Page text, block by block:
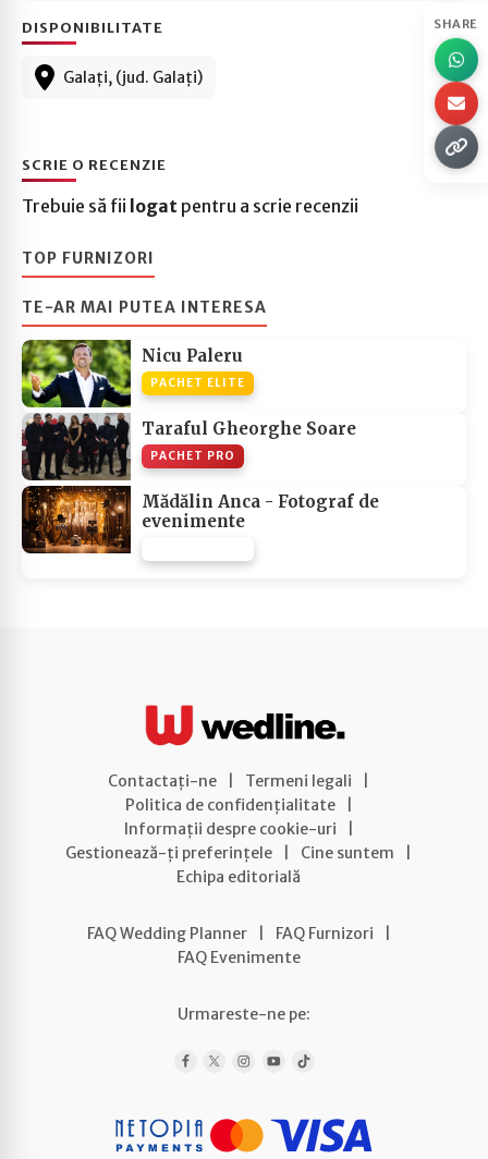
SHARE
DISPONIBILITATE
Galați, (jud. Galați)
SCRIE O RECENZIE
Trebuie să fii logat pentru a scrie recenzii
TOP FURNIZORI
TE-AR MAI PUTEA INTERESA
Nicu Paleru
PACHET ELITE
Taraful Gheorghe Soare
PACHET PRO
Mădălin Anca - Fotograf de
evenimente
Contactați-ne Termeni legali
Politica de confidențialitate
Informații despre cookie-uri
Gestionează-ți preferințele
Cine suntem
Echipa editorială
FAQ Wedding Planner FAQ Furnizori
FAQ Evenimente
Urmareste-ne pe: